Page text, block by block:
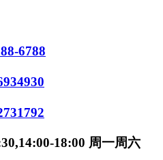
6788
18:00 周一周六